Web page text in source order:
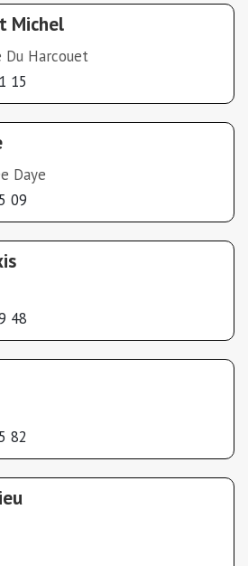
Michel
Harcouet
15
Daye
09
48
82